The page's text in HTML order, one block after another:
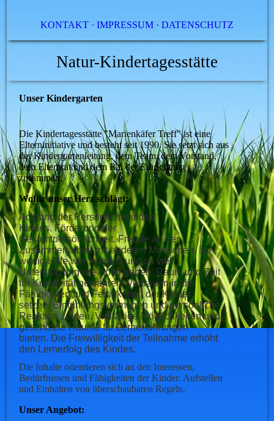
KONTAKT · IMPRESSUM · DATENSCHUTZ
Natur-Kindertagesstätte
Unser Kindergarten
Die Kindertagesstätte "Marienkäfer Treff" ist eine
Elterninitiative und besteht seit 1990. Sie setzt sich aus
der Kindergartenleitung, dem Team, dem Vorstand,
dem Elternrat und dem Rat der Einrichtung
zusammen.
Wofür unser Herz schlägt:
Achtung der Persönlichkeit des
Kindes.Förderung der
Gesamtpersönlichkeit.Freude an der
Zusammenarbeit mit anderen Menschen.So
wenig Hilfe wie möglich und so viel
Unterstützung wie nötig geben. Raum und Zeit
fürKreativitätgewähren.Vertrauen in die
Fähigkeiten und Fertigkeiten der Kinder
setzen. Einfühlungsvermögen und persönliche
Reaktion zeigen.Vielfältige Möglichkeiten und
geschützte Räume für Lernerfahrungen
bieten. Die Freiwilligkeit der Teilnahme erhöht
den Lernerfolg des Kindes.
Die Inhalte orientieren sich an den Interessen,
Bedürfnissen und Fähigkeiten der Kinder. Aufstellen
und Einhalten von überschaubaren Regeln.
Unser Angebot: